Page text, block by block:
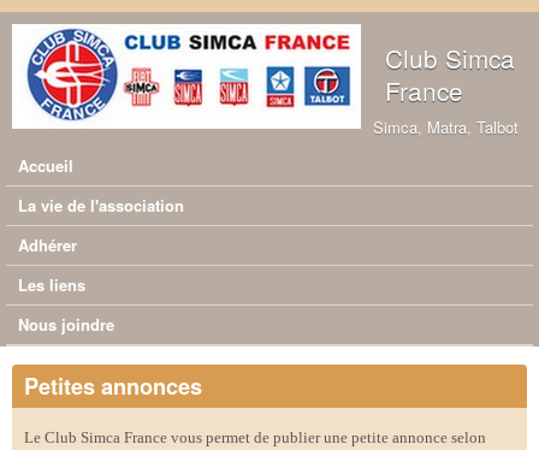
Aller au contenu principal
Club Simca
France
Simca, Matra, Talbot
Menu principal
Accueil
La vie de l'association
Adhérer
Les liens
Nous joindre
Petites annonces
Le Club Simca France vous permet de publier une petite annonce selon